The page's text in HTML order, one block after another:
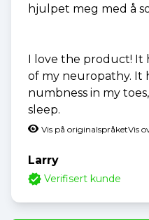
hjulpet meg med å
I love the product! It
of my neuropathy. It
numbness in my
sleep.
Vis på originalspråketVis
Larry
Verifisert kunde